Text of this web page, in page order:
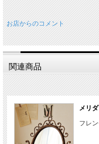
お店からのコメント
関連商品
メリ
フレ